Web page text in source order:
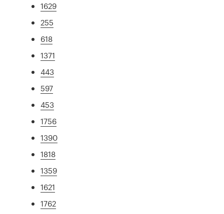
1629
255
618
1371
443
597
453
1756
1390
1818
1359
1621
1762